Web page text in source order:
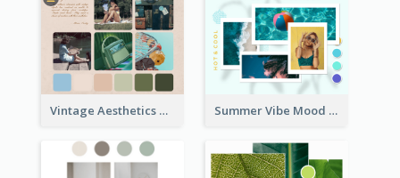
Vintage Aesthetics Mood Board Summer Vibe Mood Board